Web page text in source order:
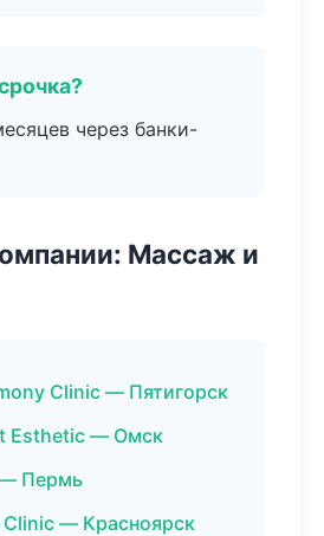
через банки-
Массаж и
Clinic — Пятигорск
Esthetic — Омск
Пермь
Clinic — Красноярск